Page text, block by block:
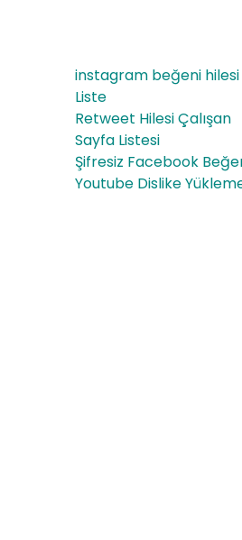
instagram beğeni
Liste
Retweet Hilesi Çalışan
Sayfa Listesi
Şifresiz Facebook
Youtube Dislike